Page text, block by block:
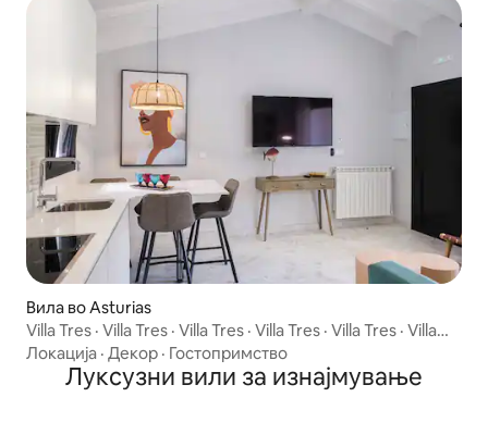
Вила во Asturias
Villa Tres · Villa Tres · Villa Tres · Villa Tres · Villa Tres · Villa
Tres · Villa Tres · Villa Tres · Boutique villa with private
garden - Сосема нова
Локација · Декор · Гостопримство
Луксузни вили за изнајмување